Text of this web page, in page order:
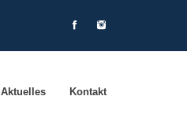
Aktuelles Kontakt